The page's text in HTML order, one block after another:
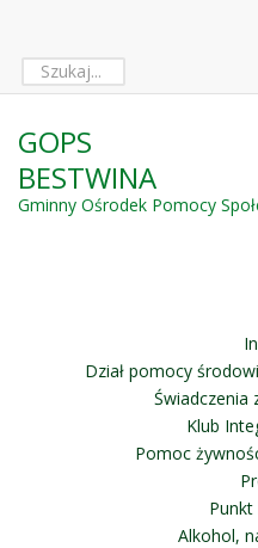
GOPS
BESTWINA
Gminny Ośrodek Pomocy
Dział pomocy
Świadczenia
Klub
Pomoc
Alkohol,